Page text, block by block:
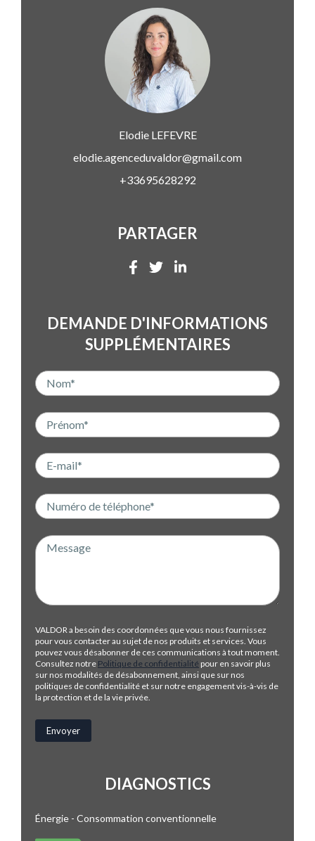
ElodieLEFEVRE
elodie.agenceduvaldor@gmail.com
+33695628292
PARTAGER
DEMANDE D'INFORMATIONS
SUPPLÉMENTAIRES
VALDOR a besoin des coordonnées que vous nous fournissez
pour vous contacter au sujet de nos produits et services. Vous
pouvez vous désabonner de ces communications à tout moment.
Consultez notre Politique de confidentialité pour en savoir plus
sur nos modalités de désabonnement, ainsi que sur nos
politiques de confidentialité et sur notre engagement vis-à-vis de
la protection et de la vie privée.
DIAGNOSTICS
Énergie - Consommation conventionnelle